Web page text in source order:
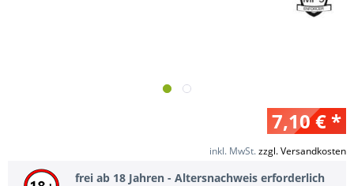
7,10 € *
inkl. MwSt.zzgl. Versandkosten
frei ab 18 Jahren - Altersnachweis erforderlich